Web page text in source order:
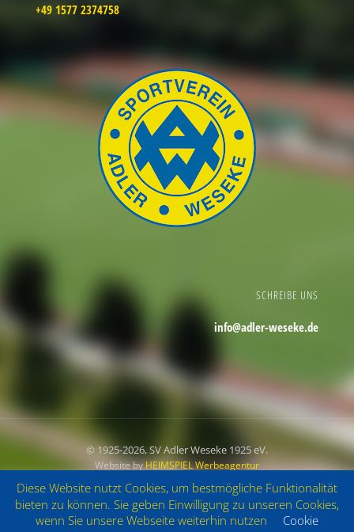
+49 1577 2374758
SCHREIBE UNS
info@adler-weseke.de
© 1925-2026, SV Adler Weseke 1925 eV.
Website byHEIMSPIEL Werbeagentur
ImpressumDatenschutz
Diese Website nutzt Cookies, um bestmögliche Funktionalität
bieten zu können. Sie geben Einwilligung zu unseren Cookies,
wenn Sie unsere Webseite weiterhin nutzen
Cookie